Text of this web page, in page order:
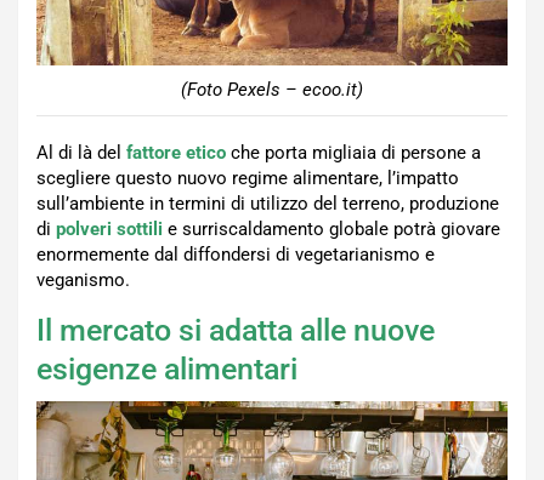
(Foto Pexels – ecoo.it)
Al di là del fattore etico che porta migliaia di persone a
scegliere questo nuovo regime alimentare, l’impatto
sull’ambiente in termini di utilizzo del terreno, produzione
di polveri sottili e surriscaldamento globale potrà giovare
enormemente dal diffondersi di vegetarianismo e
veganismo.
Il mercato si adatta alle nuove
esigenze alimentari